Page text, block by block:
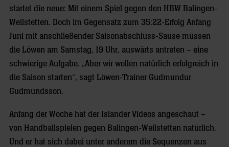
startet die neue: Mit einem Spiel gegen den HBW Balingen-
Weilstetten. Doch im Gegensatz zum 35:22-Erfolg Anfang
Juni mit anschließender Saisonabschluss-Sause müssen
die Löwen am Samstag, 19 Uhr, auswärts antreten – eine
schwierige Aufgabe. „Aber wir wollen natürlich erfolgreich in
die Saison starten“, sagt Löwen-Trainer Gudmundur
Gudmundsson.
Anfang der Woche hat der Isländer Videos angeschaut –
von Handballspielen gegen Balingen-Weilstetten natürlich.
Und er hat sich dabei unter anderem die Sequenzen aus